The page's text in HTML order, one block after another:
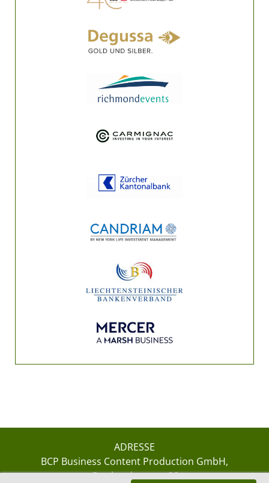
ADRESSE
BCP Business Content Production GmbH
Gotthardstrasse 38